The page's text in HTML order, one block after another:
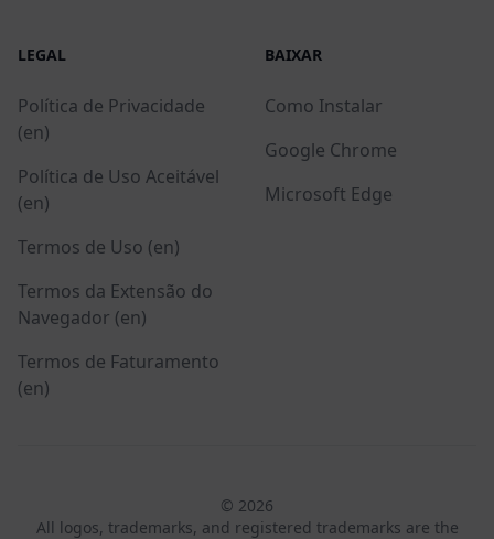
LEGAL
Política de Privacidade
(en)
Política de Uso Aceitável
(en)
Termos de Uso (en)
Termos da Extensão do
Navegador (en)
Termos de Faturamento
(en)
BAIXAR
Como Instalar
Google Chrome
Microsoft Edge
© 2026
All logos, trademarks, and registered trademarks are the